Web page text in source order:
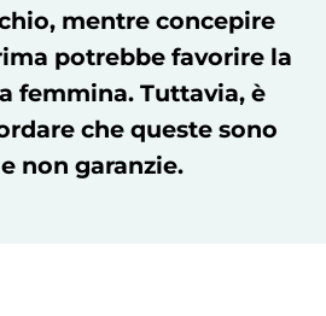
mentre concepire
potrebbe favorire la
femmina. Tuttavia, è
che queste sono
non garanzie.